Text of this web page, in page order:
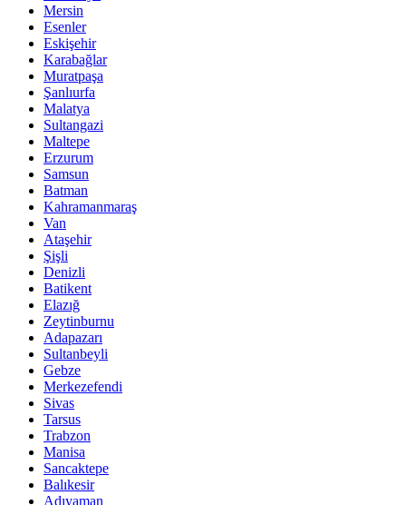
Mersin
Esenler
Eskişehir
Karabağlar
Muratpaşa
Şanlıurfa
Malatya
Sultangazi
Maltepe
Erzurum
Samsun
Batman
Kahramanmaraş
Van
Ataşehir
Şişli
Denizli
Batikent
Elazığ
Zeytinburnu
Adapazarı
Sultanbeyli
Gebze
Merkezefendi
Sivas
Tarsus
Trabzon
Manisa
Sancaktepe
Balıkesir
Adıyaman